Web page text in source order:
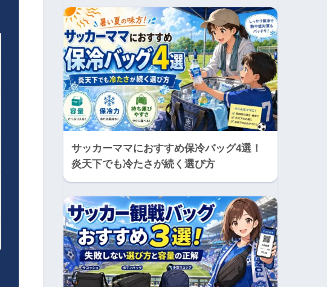
サッカーママにおすすめ保冷バッグ4選！
炎天下でも冷たさが続く選び方